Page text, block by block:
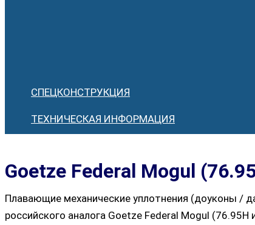
СПЕЦКОНСТРУКЦИЯ
ТЕХНИЧЕСКАЯ ИНФОРМАЦИЯ
Goetze Federal Mogul
Плавающие механические уплотнения (доуконы /
российского аналога Goetze Federal Mogul